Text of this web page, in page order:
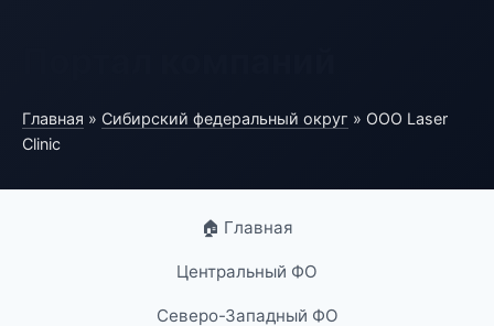
Главная » Сибирский федеральный округ » ООО Laser
Clinic
🏠 Главная
Центральный ФО
Северо-Западный ФО